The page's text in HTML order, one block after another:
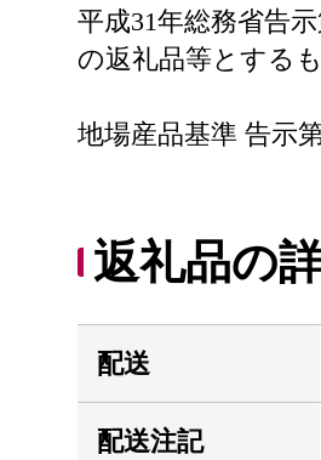
平成31年総務省告
の返礼品等とする
地場産品基準 告示
返礼品の
配送
配送注記